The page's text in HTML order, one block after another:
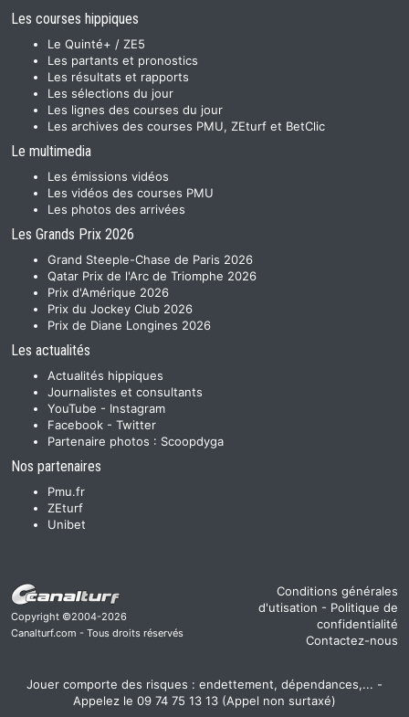
Les courses hippiques
Le Quinté+ / ZE5
Les partants et pronostics
Les résultats et rapports
Les sélections du jour
Les lignes des courses du jour
Les archives des courses PMU, ZEturf et BetClic
Le multimedia
Les émissions vidéos
Les vidéos des courses PMU
Les photos des arrivées
Les Grands Prix 2026
Grand Steeple-Chase de Paris 2026
Qatar Prix de l'Arc de Triomphe 2026
Prix d'Amérique 2026
Prix du Jockey Club 2026
Prix de Diane Longines 2026
Les actualités
Actualités hippiques
Journalistes et consultants
YouTube - Instagram
Facebook - Twitter
Partenaire photos : Scoopdyga
Nos partenaires
Pmu.fr
ZEturf
Unibet
Copyright ©2004-2026
Canalturf.com - Tous droits réservés
Conditions générales
d'utisation - Politique de
confidentialité
Contactez-nous
Jouer comporte des risques : endettement, dépendances,... -
Appelez le 09 74 75 13 13 (Appel non surtaxé)